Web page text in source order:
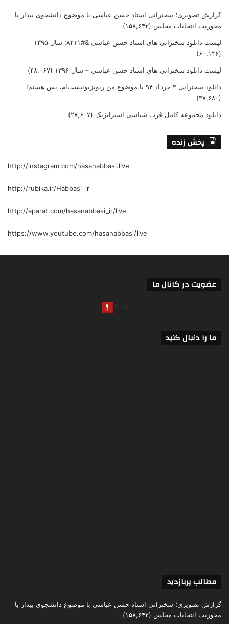
گزارش تصویری؛ سخنرانی استاد حسن عباسی با موضوع دانشجوی بیدار با
محوریت انتخابات مجلس (۱۵۸,۶۴۲)
لیست دانلود سخنرانی های استاد حسن عباسی &#۸۲۱۱; سال ۱۳۹۵
(۶۰,۱۴۶)
لیست دانلود سخنرانی های استاد حسن عباسی – سال ۱۳۹۶ (۴۸,۰۶۷)
دانلود سخنرانی ۳ خرداد ۹۴ با موضوع من ریویزیونیست‌ام، پس هستم!
(۳۷,۶۸۰)
دانلود مجموعه کامل غرب شناسی استراتژیک (۲۷,۶۰۷)
پخش زنده
http://instagram.com/hasanabbasi.live
http://rubika.ir/Habbasi_ir
http://aparat.com/hasanabbasi_ir/live
https://www.youtube.com/hasanabbasi/live
عضویت در کانال ما
ما را دنبال کنید
مطالب پربازدید
گزارش تصویری؛ سخنرانی استاد حسن عباسی با موضوع دانشجوی بیدار با
محوریت انتخابات مجلس (۱۵۸,۶۴۲)